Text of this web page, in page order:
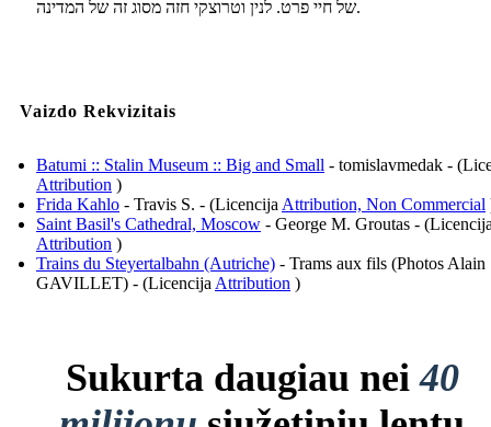
של חיי פרט. לנין וטרוצקי חזה מסוג זה של המדינה.
Vaizdo Rekvizitais
Batumi :: Stalin Museum :: Big and Small - tomislavmedak -
Attribution )
Frida Kahlo - Travis S. - (LicencijaAttribution, Non Commercial
Saint Basil's Cathedral, Moscow - George M. Groutas -
Attribution )
Trains du Steyertalbahn (Autriche) - Trams aux fils (Photos Alain
GAVILLET) - (LicencijaAttribution )
Sukurta daugiau nei40